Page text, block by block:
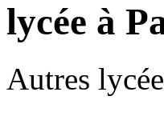
lycée à
Autres